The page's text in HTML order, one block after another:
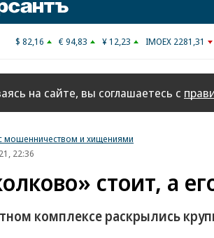
$ 82,16 € 94,83 ¥ 12,23 IMOEX 2281,31
на сайте, вы соглашаетесь с
мошенничеством и хищениями
22:36
стоит, а
комплексе раскрылись